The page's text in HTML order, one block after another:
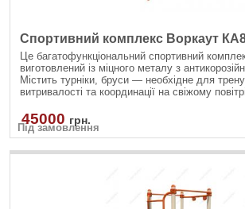
Спортивний комплекс Воркаут
Це багатофункціональний спортивний
виготовлений із міцного металу з
Містить турніки, бруси — необхідне для
витривалості та координації на свіжому
Під замовлення
45000 грн.